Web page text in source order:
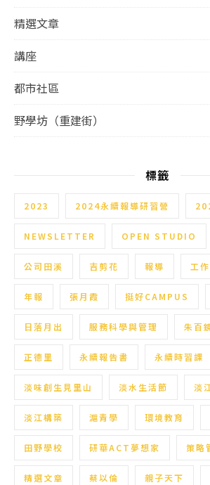
精選文章
講座
都市社區
野學坊（重建街）
標籤
2023 2024永續報導研習營
NEWSLETTER OPEN STUDIO
公司田溪 吉剪花 報導 工
年報 張月霞 挺好CAMPUS
日落月出 服務科學與管理 朱百
正德里 永續報告書 永續時習課
淡味創生見里山 淡水生活節 淡
淡江構築 滬青學 環境教育
田野學校 研華ACT夢想家 策略
精選文章 蔡以倫 親子天下